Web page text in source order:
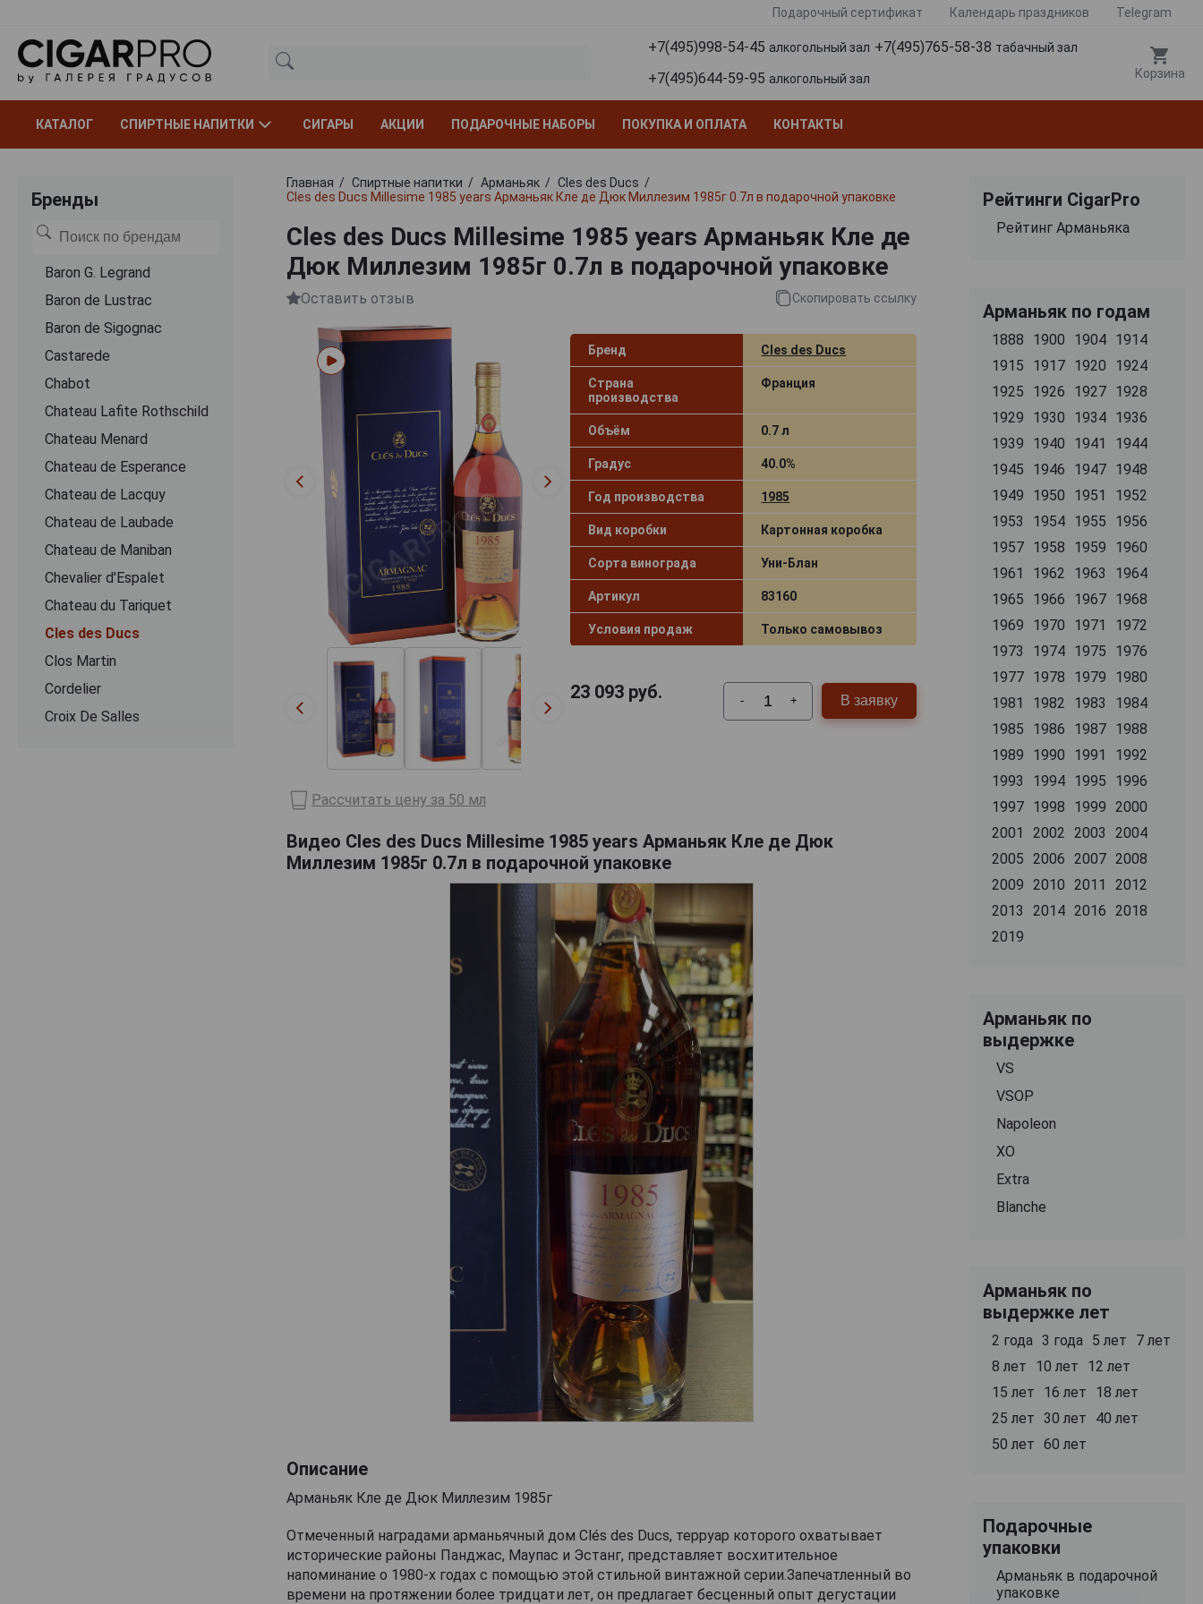
Подарочный сертификат Календарь праздников Telegram
+7(495)998-54-45 алкогольный зал +7(495)765-58-38 табачный зал
+7(495)644-59-95 алкогольный зал Корзина
КАТАЛОГ СПИРТНЫЕ НАПИТКИ СИГАРЫ АКЦИИ ПОДАРОЧНЫЕ НАБОРЫ ПОКУПКА И ОПЛАТА КОНТАКТЫ
Бренды
Baron G. Legrand
Baron de Lustrac
Baron de Sigognac
Castarede
Chabot
Chateau Lafite Rothschild
Chateau Menard
Chateau de Esperance
Chateau de Lacquy
Chateau de Laubade
Chateau de Maniban
Chevalier d'Espalet
Chаteau du Tariquet
Cles des Ducs
Clos Martin
Cordelier
Croix De Salles
Главная Спиртные напитки Арманьяк
Cles des Ducs
Cles des Ducs Millesime 1985 years Арманьяк Кле де Дюк Миллезим 1985г 0.7л в подарочной упаковке
Cles des Ducs Millesime 1985 years Арманьяк Кле де
Дюк Миллезим 1985г 0.7л в подарочной упаковке
Оставить отзыв Скопировать ссылку
Бренд Cles des Ducs
Страна
производства
Франция
Объём 0.7 л
Градус 40.0%
Год производства 1985
Вид коробки Картонная коробка
Сорта винограда Уни-Блан
Артикул 83160
Условия продаж Только самовывоз
23 093руб. - + В заявку
Рассчитать цену за 50 мл
Видео Cles des Ducs Millesime 1985 years Арманьяк Кле де Дюк
Миллезим 1985г 0.7л в подарочной упаковке
Описание
Арманьяк Кле де Дюк Миллезим 1985г
Отмеченный наградами арманьячный дом Clés des Ducs, терруар которого охватывает
исторические районы Панджас, Маупас и Эстанг, представляет восхитительное
напоминание о 1980-х годах с помощью этой стильной винтажной серии.Запечатленный во
времени на протяжении более тридцати лет, он предлагает бесценный опыт дегустации
Рейтинги CigarPro
Рейтинг Арманьяка
Арманьяк по годам
1888 1900 1904 1914
1915
1917 1920
1924
1925
1926 1927 1928
1929
1930 1934 1936
1939
1940 1941
1944
1945
1946 1947 1948
1949
1950 1951
1952
1953
1954 1955
1956
1957 1958 1959
1960
1961
1962 1963
1964
1965
1966 1967 1968
1969
1970 1971
1972
1973
1974 1975
1976
1977 1978 1979
1980
1981
1982 1983
1984
1985
1986 1987 1988
1989
1990 1991
1992
1993
1994 1995
1996
1997 1998 1999
2000
2001
2002 2003
2004
2005
2006 2007 2008
2009
2010 2011
2012
2013
2014 2016
2018
2019
Арманьяк по
выдержке
VS
VSOP
Napoleon
XO
Extra
Blanche
Арманьяк по
выдержке лет
2 года 3 года 5 лет
7 лет
8 лет
10 лет
12 лет
15 лет
16 лет
18 лет
25 лет 30 лет
40 лет
50 лет 60 лет
Подарочные
упаковки
Арманьяк в подарочной
упаковке